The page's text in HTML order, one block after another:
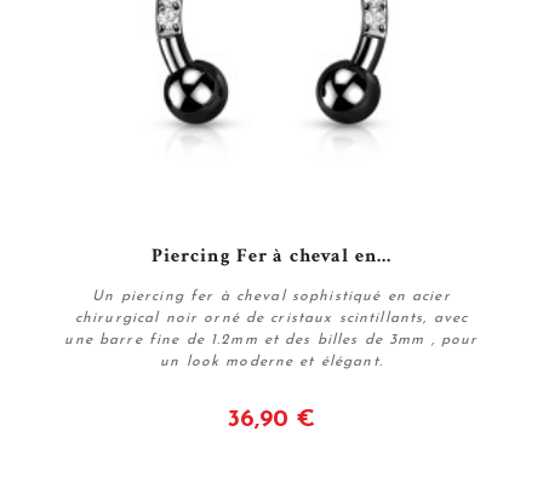
Piercing Fer à cheval en...
Un piercing fer à cheval sophistiqué en acier
chirurgical noir orné de cristaux scintillants, avec
une barre fine de 1.2mm et des billes de 3mm , pour
un look moderne et élégant.
36,90 €